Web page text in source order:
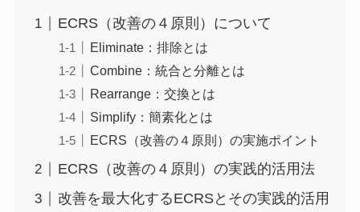
ECRS（改善の４原則）について
Eliminate：排除とは
Combine：統合と分離とは
Rearrange：交換とは
Simplify：簡素化とは
ECRS（改善の４原則）の実施ポイント
ECRS（改善の４原則）の実践的活用法
改善を最大化するECRSとその実践的活用